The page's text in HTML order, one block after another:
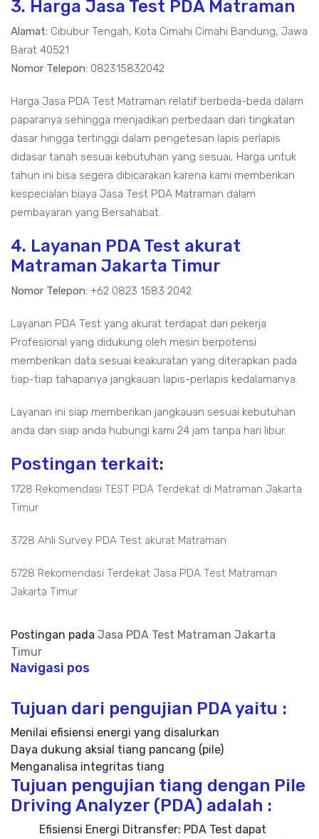
3. Harga Jasa Test PDA Matraman
Alamat: Cibubur Tengah, Kota Cimahi Cimahi Bandung, Jawa
Barat 40521
Nomor Telepon: 082315832042
Harga Jasa PDA Test Matraman relatif berbeda-beda dalam
paparanya sehingga menjadikan perbedaan dari tingkatan
dasar hingga tertinggi dalam pengetesan lapis perlapis
didasar tanah sesuai kebutuhan yang sesuai, Harga untuk
tahun ini bisa segera dibicarakan karena kami memberikan
kespecialan biaya Jasa Test PDA Matraman dalam
pembayaran yang Bersahabat.
4. Layanan PDA Test akurat
Matraman Jakarta Timur
Nomor Telepon: +62 0823 1583 2042
Layanan PDA Test yang akurat terdapat dari pekerja
Profesional yang didukung oleh mesin berpotensi
memberikan data sesuai keakuratan yang diterapkan pada
tiap-tiap tahapanya jangkauan lapis-perlapis kedalamanya.
Layanan ini siap memberikan jangkauan sesuai kebutuhan
anda dan siap anda hubungi kami 24 jam tanpa hari libur.
Postingan terkait:
1728 Rekomendasi TEST PDA Terdekat di Matraman Jakarta
Timur
3728 Ahli Survey PDA Test akurat Matraman
5728 Rekomendasi Terdekat Jasa PDA Test Matraman
Jakarta Timur
Postingan pada Jasa PDA Test Matraman Jakarta
Timur
Navigasi pos
Tujuan dari pengujian PDA yaitu :
Menilai efisiensi energi yang disalurkan
Daya dukung aksial tiang pancang (pile)
Menganalisa integritas tiang
Tujuan pengujian tiang dengan Pile
Driving Analyzer (PDA) adalah :
Efisiensi Energi Ditransfer: PDA Test dapat